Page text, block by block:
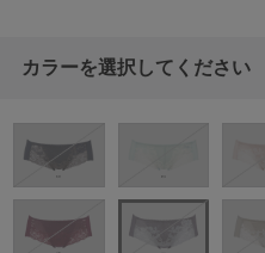
カラーを選択してください